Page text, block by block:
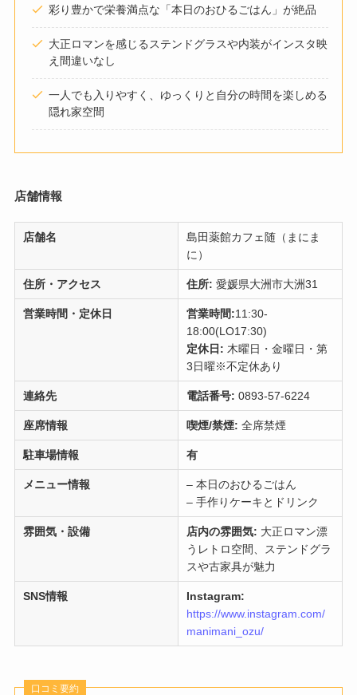
彩り豊かで栄養満点な「本日のおひるごはん」が絶品
大正ロマンを感じるステンドグラスや内装がインスタ映
え間違いなし
一人でも入りやすく、ゆっくりと自分の時間を楽しめる
隠れ家空間
店舗情報
店舗名
島田薬館カフェ随（まにま
に）
住所・アクセス 住所: 愛媛県大洲市大洲31
営業時間・定休日 営業時間:11:30-
18:00(LO17:30)
定休日: 木曜日・金曜日・第
3日曜※不定休あり
連絡先 電話番号: 0893-57-6224
座席情報 喫煙/禁煙: 全席禁煙
駐車場情報 有
メニュー情報
– 本日のおひるごはん
– 手作りケーキとドリンク
雰囲気・設備 店内の雰囲気: 大正ロマン漂
うレトロ空間、ステンドグラ
スや古家具が魅力
SNS情報
Instagram:
https://www.instagram.com/
manimani_ozu/
口コミ要約